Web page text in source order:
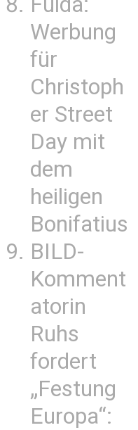
Werbung
für
Christoph
er Street
Day mit
dem
heiligen
Bonifatius
BILD-
Komment
atorin
Ruhs
fordert
„Festung
Europa“: